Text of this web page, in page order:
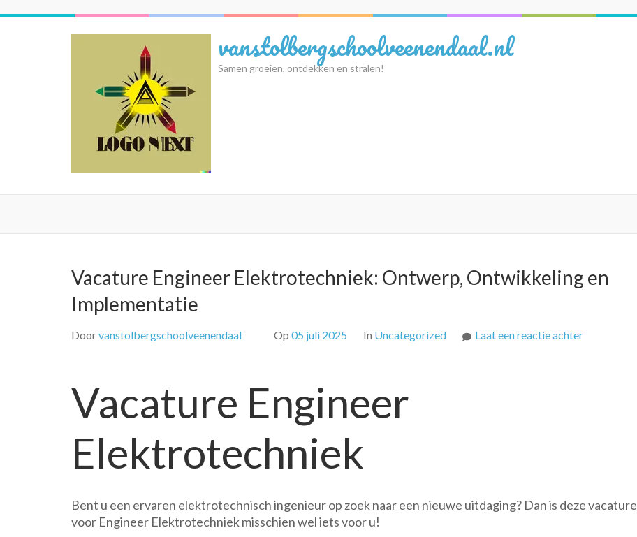
vanstolbergschoolveenendaal.nl
Samen groeien, ontdekken en stralen!
Vacature Engineer Elektrotechniek: Ontwerp, Ontwikkeling en
Implementatie
Doorvanstolbergschoolveenendaal Op 05 juli 2025 In Uncategorized Laat een reactie achterop
Vacature Engineer
Elektrotechniek
Bent u een ervaren elektrotechnisch ingenieur op zoek naar een nieuwe uitdaging? Dan is deze vacature
voor Engineer Elektrotechniek misschien wel iets voor u!